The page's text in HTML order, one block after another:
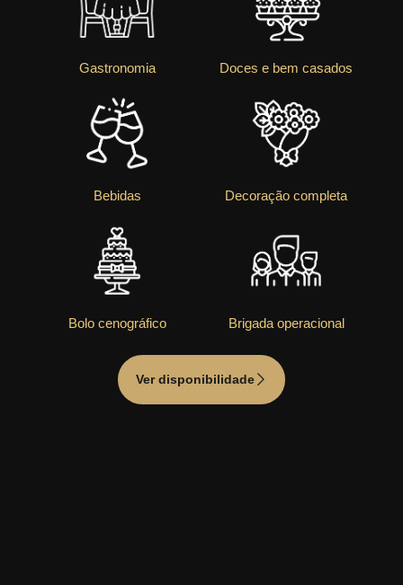
Gastronomia Doces e bem casados
Bebidas Decoração completa
Bolo cenográfico Brigada operacional
Ver disponibilidade